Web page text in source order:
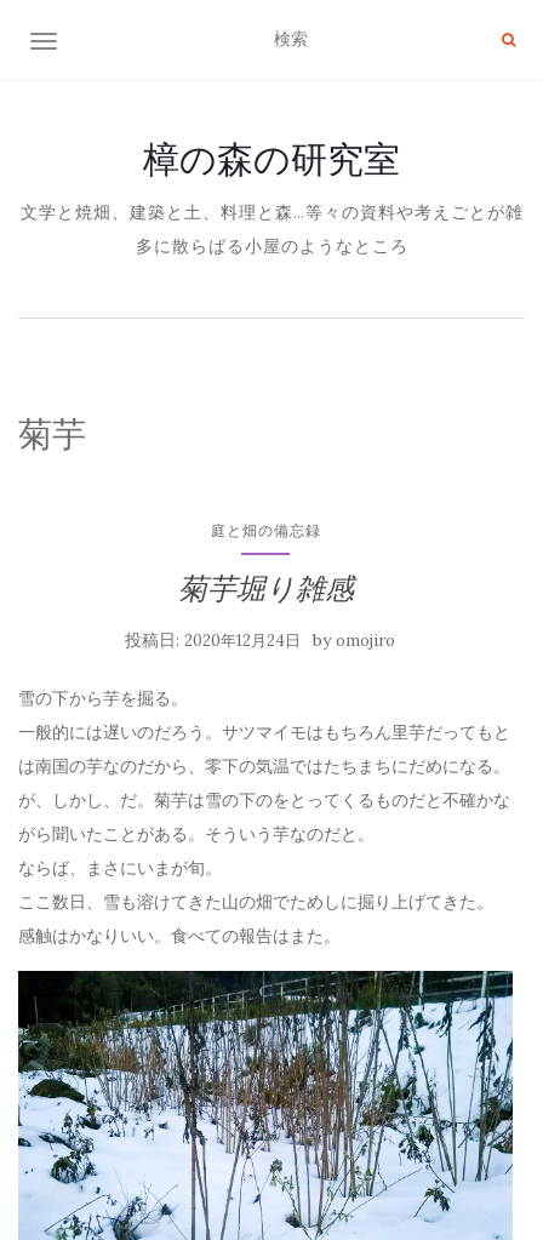
ナビゲーション切り替え
樟の森の研究室
文学と焼畑、建築と土、料理と森…等々の資料や考えごとが雑
多に散らばる小屋のようなところ
菊芋
庭と畑の備忘録
菊芋堀り雑感
投稿日: 2020年12月24日 byomojiro
雪の下から芋を掘る。
一般的には遅いのだろう。サツマイモはもちろん里芋だってもと
は南国の芋なのだから、零下の気温ではたちまちにだめになる。
が、しかし、だ。菊芋は雪の下のをとってくるものだと不確かな
がら聞いたことがある。そういう芋なのだと。
ならば、まさにいまが旬。
ここ数日、雪も溶けてきた山の畑でためしに掘り上げてきた。
感触はかなりいい。食べての報告はまた。